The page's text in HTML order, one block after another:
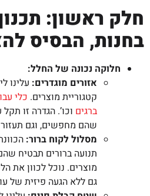
חלק ראשון:
בחנות, הבסיס
חלוקה נכונה של החלל:
אזורים מוגדרים: עלינו
קטגוריית מוצרים. כלי
ברגים וכו’. הגדרה זו
שהם מחפשים, וגם
מסלול לקוח ברור:
תנועה ברורים תבטיח
מוצרים. נוכל לכוון את
גם ללא הגעה פיזית של